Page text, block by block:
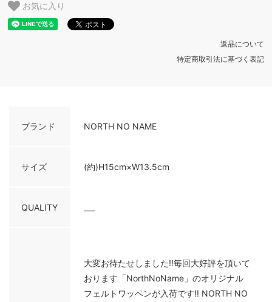
お気に入り
返品について
特定商取引法に基づく表記
ブランド NORTH NO NAME
サイズ (約)H15cm×W13.5cm
QUALITY
大変お待たせしました!!毎回大好評を頂いて
おります「NorthNoName」のオリジナル
フェルトワッペンが入荷です!! NORTH NO